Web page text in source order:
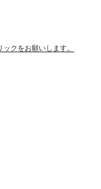
クをお願いします。